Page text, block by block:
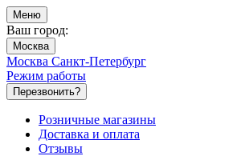
Меню
Ваш город:
Москва
Москва Санкт-Петербург
Режим работы
Перезвонить?
Розничные магазины
Доставка и оплата
Отзывы